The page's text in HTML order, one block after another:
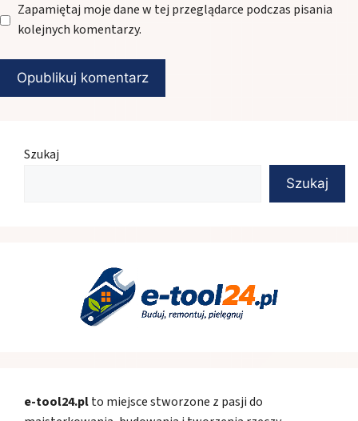
Zapamiętaj moje dane w tej przeglądarce podczas pisania
kolejnych komentarzy.
Szukaj
Szukaj
e-tool24.plto miejsce stworzone z pasji do